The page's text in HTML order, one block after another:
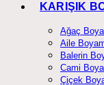
KARIŞIK
Ağaç
Aile
Balerin
Cami
Çiçek